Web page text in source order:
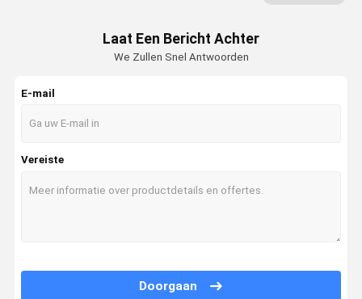
GraafwerktuigmonitorLaat Een Bericht Achter
We Zullen Snel Antwoorden
E-mail
Vereiste
Doorgaan